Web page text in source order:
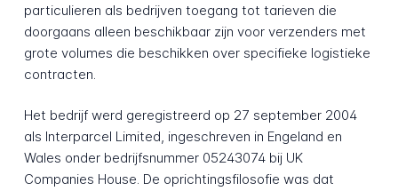
particulieren als bedrijven toegang tot tarieven die
doorgaans alleen beschikbaar zijn voor verzenders met
grote volumes die beschikken over specifieke logistieke
contracten.
Het bedrijf werd geregistreerd op 27 september 2004
als Interparcel Limited, ingeschreven in Engeland en
Wales onder bedrijfsnummer 05243074 bij UK
Companies House. De oprichtingsfilosofie was dat